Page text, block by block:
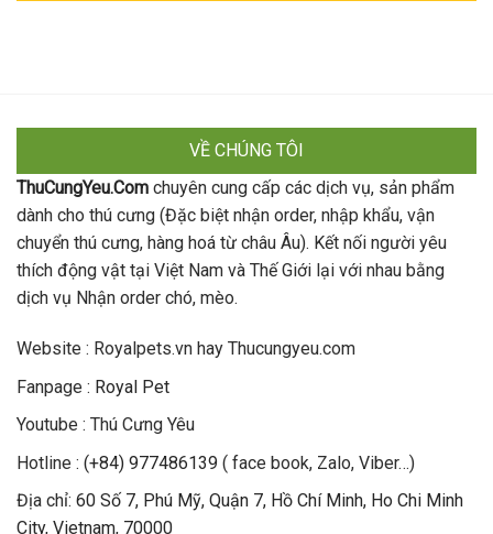
VỀ CHÚNG TÔI
ThuCungYeu.Com chuyên cung cấp các dịch vụ, sản phẩm
dành cho thú cưng (Đặc biệt nhận order, nhập khẩu, vận
chuyển thú cưng, hàng hoá từ châu Âu). Kết nối người yêu
thích động vật tại Việt Nam và Thế Giới lại với nhau bằng
dịch vụ Nhận order chó, mèo.
Website : Royalpets.vn hay Thucungyeu.com
Fanpage : Royal Pet
Youtube : Thú Cưng Yêu
Hotline : (+84) 977486139 ( face book, Zalo, Viber…)
Địa chỉ: 60 Số 7, Phú Mỹ, Quận 7, Hồ Chí Minh, Ho Chi Minh
City, Vietnam, 70000